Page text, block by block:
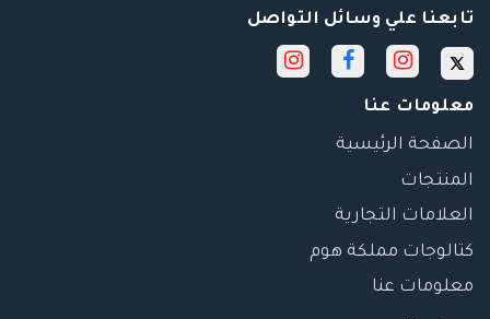
تابعنا علي وسائل التواصل
معلومات عنا
الصفحة الرئيسية
المنتجات
العلامات التجارية
كتالوجات مملكة هوم
معلومات عنا